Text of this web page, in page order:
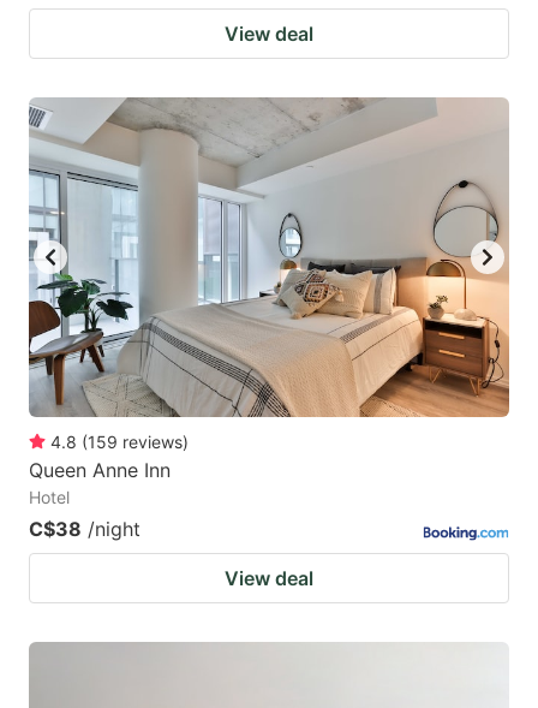
View deal
4.8 (159 reviews)
Queen Anne Inn
Hotel
C$38 /night
View deal